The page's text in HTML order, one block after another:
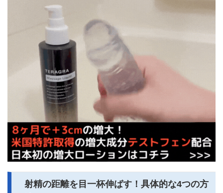
射精の距離を目一杯伸ばす！具体的な4つの方